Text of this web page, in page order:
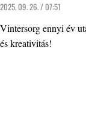
2025. 09. 26. / 07:51
Vintersorg ennyi év
és kreativitás!